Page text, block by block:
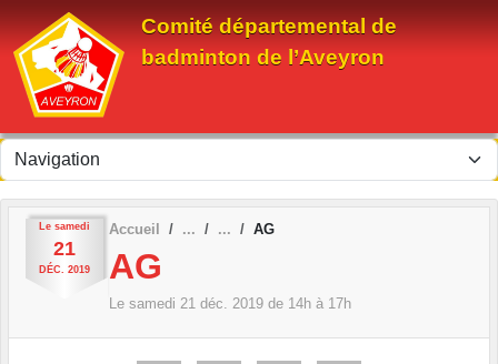
Comité départemental de
badminton de l’Aveyron
Le samedi
21
DÉC. 2019
Accueil AG
AG
Le samedi 21 déc. 2019 de 14h à 17h
Panneau de gestion des cookies